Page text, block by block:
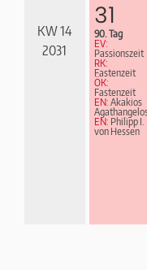
KW 14
2031
31
90. Tag
EV:
Passionszeit
RK:
Fastenzeit
ÖK:
Fastenzeit
EN: Akakios
EN: Philipp I.
von Hessen